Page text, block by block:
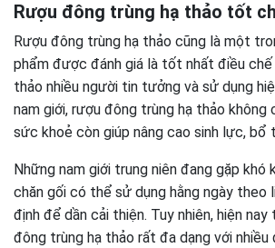
Rượu đông trùng hạ thảo tốt
Rượu đông trùng hạ thảo cũng là một
phẩm được đánh giá là tốt nhất điều
thảo nhiều người tin tưởng và sử dụng
nam giới, rượu đông trùng hạ thảo
sức khoẻ còn giúp nâng cao sinh lực, bổ
Những nam giới trung niên đang gặp khó
chăn gối có thể sử dụng hằng ngày theo
định để dần cải thiện. Tuy nhiên, hiện
đông trùng hạ thảo rất đa dạng với nhiều